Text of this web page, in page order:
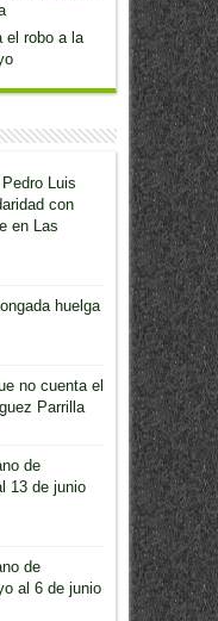
el robo a la
Luis
con
en Las
huelga
no cuenta el
Parrilla
de
13 de junio
de
al 6 de junio